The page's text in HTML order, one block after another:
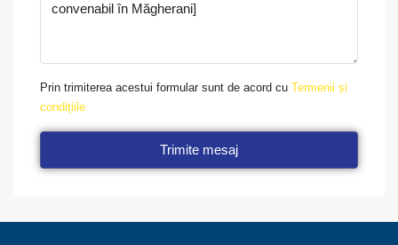
Prin trimiterea acestui formular sunt de acord cu Termenii și
condițiile
Trimite mesaj